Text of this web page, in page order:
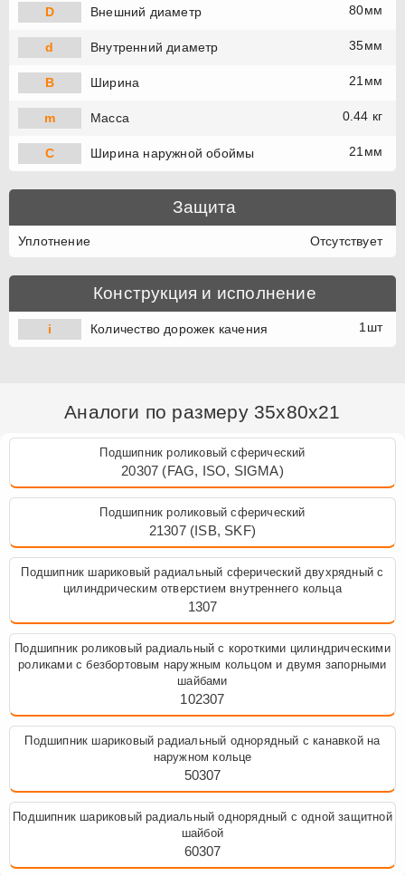
D Внешний диаметр 80мм
d Внутренний диаметр 35мм
B Ширина 21мм
m Масса 0.44 кг
C Ширина наружной обоймы 21мм
Защита
Уплотнение Отсутствует
Конструкция и исполнение
i Количество дорожек качения 1шт
Аналоги по размеру 35x80x21
Подшипник роликовый сферический
20307 (FAG, ISO, SIGMA)
Подшипник роликовый сферический
21307 (ISB, SKF)
Подшипник шариковый радиальный сферический двухрядный с
цилиндрическим отверстием внутреннего кольца
1307
Подшипник роликовый радиальный с короткими цилиндрическими
роликами с безбортовым наружным кольцом и двумя запорными
шайбами
102307
Подшипник шариковый радиальный однорядный с канавкой на
наружном кольце
50307
Подшипник шариковый радиальный однорядный с одной защитной
шайбой
60307